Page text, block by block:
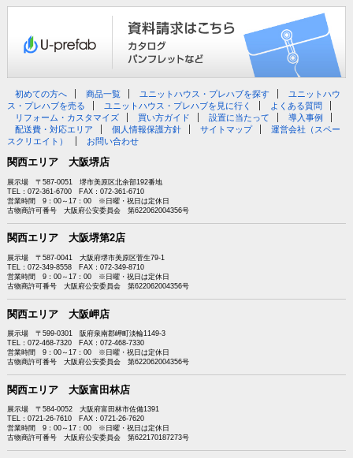
初めての方へ 商品一覧 ユニットハウス・プレハブを探す
ユニットハウ
ス・プレハブを売る
ユニットハウス・プレハブを見に行く
よくある質問
リフォーム・カスタマイズ
買い方ガイド 設置に当たって
導入事例
配送費・対応エリア
個人情報保護方針 サイトマップ
運営会社（スペー
スクリエイト）
お問い合わせ
関西エリア 大阪堺店
展示場 〒587-0051 堺市美原区北余部192番地
TEL：072-361-6700 FAX：072-361-6710
営業時間 9：00～17：00 ※日曜・祝日は定休日
古物商許可番号 大阪府公安委員会 第622062004356号
関西エリア 大阪堺第2店
展示場 〒587-0041 大阪府堺市美原区菅生79-1
TEL：072-349-8558 FAX：072-349-8710
営業時間 9：00～17：00 ※日曜・祝日は定休日
古物商許可番号 大阪府公安委員会 第622062004356号
関西エリア 大阪岬店
展示場 〒599-0301 阪府泉南郡岬町淡輪1149-3
TEL：072-468-7320 FAX：072-468-7330
営業時間 9：00～17：00 ※日曜・祝日は定休日
古物商許可番号 大阪府公安委員会 第622062004356号
関西エリア 大阪富田林店
展示場 〒584-0052 大阪府富田林市佐備1391
TEL：0721-26-7610 FAX：0721-26-7620
営業時間 9：00～17：00 ※日曜・祝日は定休日
古物商許可番号 大阪府公安委員会 第622170187273号